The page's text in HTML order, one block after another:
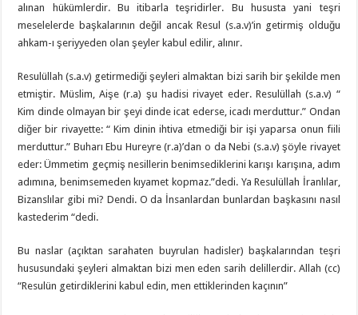
alınan hükümlerdir. Bu itibarla teşridirler. Bu hususta yani teşri
meselelerde başkalarının değil ancak Resul (s.a.v)’in getirmiş olduğu
ahkam-ı şeriyyeden olan şeyler kabul edilir, alınır.
Resulüllah (s.a.v) getirmediği şeyleri almaktan bizi sarih bir şekilde men
etmiştir. Müslim, Aişe (r.a) şu hadisi rivayet eder. Resulüllah (s.a.v) “
Kim dinde olmayan bir şeyi dinde icat ederse, icadı merduttur.” Ondan
diğer bir rivayette: “ Kim dinin ihtiva etmediği bir işi yaparsa onun fiili
merduttur.” Buharı Ebu Hureyre (r.a)’dan o da Nebi (s.a.v) şöyle rivayet
eder: Ümmetim geçmiş nesillerin benimsediklerini karışı karışına, adım
adımına, benimsemeden kıyamet kopmaz.”dedi. Ya Resulüllah İranlılar,
Bizanslılar gibi mi? Dendi. O da İnsanlardan bunlardan başkasını nasıl
kastederim “dedi.
Bu naslar (açıktan sarahaten buyrulan hadisler) başkalarından teşri
hususundaki şeyleri almaktan bizi men eden sarih delillerdir. Allah (cc)
“Resulün getirdiklerini kabul edin, men ettiklerinden kaçının”